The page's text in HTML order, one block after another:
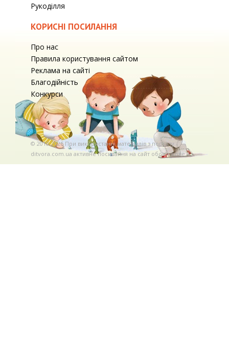
Рукоділля
КОРИСНІ ПОСИЛАННЯ
Про нас
Правила користування сайтом
Реклама на сайті
Благодійність
Конкурси
© 2010-2026 При використаннi матерiалiв з порталу
ditvora.com.ua активне посилання на сайт обов'язкове. .